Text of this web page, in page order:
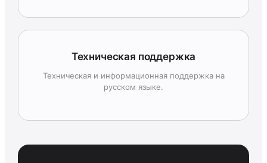
Техническая поддержка
Техническая и информационная поддержка на
русском языке.